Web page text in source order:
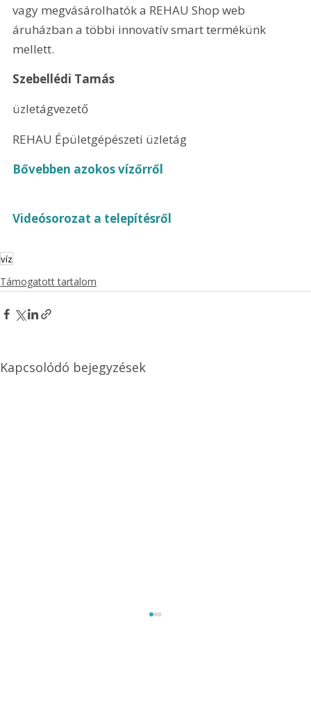
vagy megvásárolhatók a REHAU Shop web
áruházban a többi innovatív smart termékünk
mellett.
Szebellédi Tamás
üzletágvezető
REHAU Épületgépészeti üzletág
Bővebben azokos vízőrről
Videósorozat a telepítésről
víz
Támogatott tartalom
Kapcsolódó bejegyzések